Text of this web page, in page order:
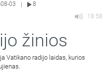
03
8
18:58
žinios
Vatikano radijo laidas, kurios